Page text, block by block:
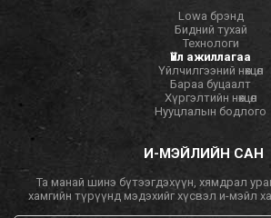
Lowa брэнд
Бидний тухай
Технологи
Үйл ажиллагаа
Үйлчилгээний нөхцөл
Бараа буцаалт
Хүргэлтийн нөхцөл
Нууцлалын бодлого
И-МЭЙЛИЙН САН
Та манай шинэ бүтээгдэхүүн, хямдрал
хамгийн түрүүнд мэдэхийг хүсвэл и-мэйл